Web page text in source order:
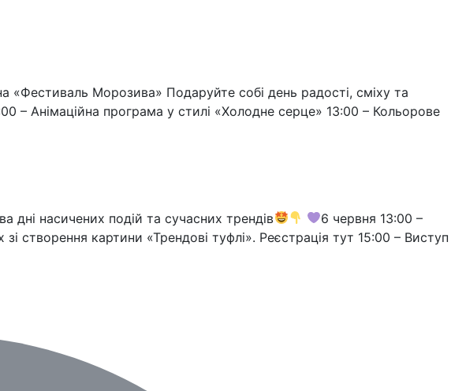
«Фестиваль Морозива» Подаруйте собі день радості, сміху та
– Анімаційна програма у стилі «Холодне серце» 13:00 – Кольорове
дні насичених подій та сучасних трендів
6 червня 13:00 –
створення картини «Трендові туфлі». Реєстрація тут 15:00 – Виступ